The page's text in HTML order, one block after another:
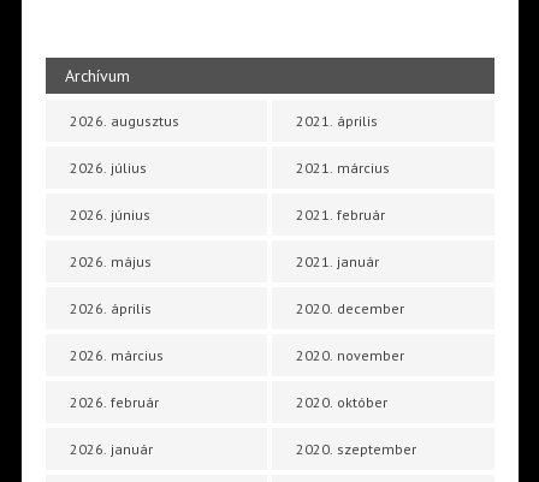
Archívum
2026. augusztus
2026. július
2026. június
2026. május
2026. április
2026. március
2026. február
2026. január
2021. április
2021. március
2021. február
2021. január
2020. december
2020. november
2020. október
2020. szeptember